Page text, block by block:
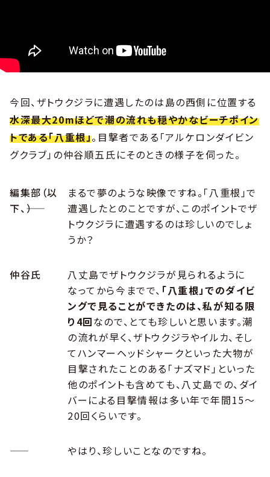
今回、ザトウクジラに遭遇したのは島の西側に位置する
水深最大20mほどで潮の流れも穏やかなビーチポイン
トである「八重根」。目撃者である「アルケロンダイビン
グクラブ」の仲谷順五氏にそのときの様子を伺った。
編集部（以
下、――）
まるで夢のような映像ですね。「八重根」で
遭遇したとのことですが、このポイントでザ
トウクジラに遭遇するのは珍しいのでしょ
うか？
仲谷氏
八丈島でザトウクジラが見られるように
なってから今までで、 「八重根」でのダイビ
ングで見ることができたのは、私が知る限
り4回なので、とても珍しいと思います。潮
の流れが早く、ザトウクジラやイルカ、そし
てハンマーヘッドシャークといった大物が
目撃されたことのある「ナズマド」といった
他のポイントも含めても、八丈島での、ダイ
バーによる目撃情報は多い年で年間15～
20回くらいです。
―― やはり、珍しいことなのですね。